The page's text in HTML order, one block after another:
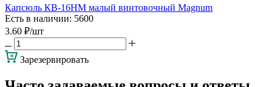
Капсюль КВ-16НM малый винтовочный Magnum
Есть в наличии: 5600
3.60 ₽/шт
Зарезервировать